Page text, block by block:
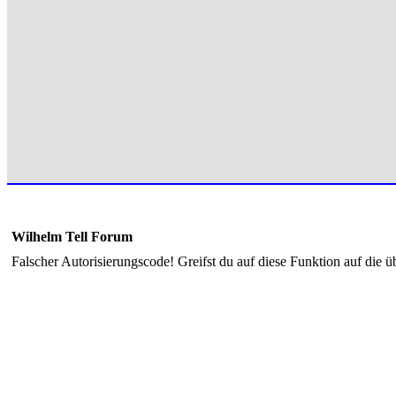
Wilhelm Tell Forum
Falscher Autorisierungscode! Greifst du auf diese Funktion auf die